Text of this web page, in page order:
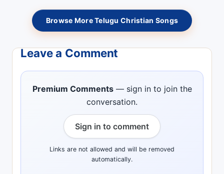
Browse More Telugu Christian Songs
Leave a Comment
Premium Comments— sign in to join the
conversation.
Sign in to comment
Links are not allowed and will be removed
automatically.